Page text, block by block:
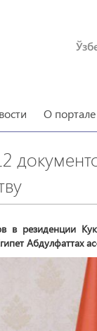
О портале
в резиденции
Абдулфаттах